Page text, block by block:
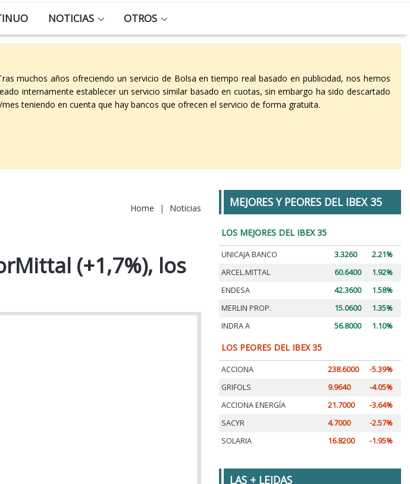
NOTICIAS OTROS
muchos años ofreciendo un servicio de Bolsa en tiempo real basado en publicidad, nos hemos
internamente establecer un servicio similar basado en cuotas, sin embargo ha sido descartado
teniendo en cuenta que hay bancos que ofrecen el servicio de forma gratuita.
Home | Noticias
(+1,7%), los
MEJORES Y PEORES DEL IBEX 35
LOS MEJORES DEL IBEX 35
UNICAJA BANCO 3.3260
2.21%
ARCEL.MITTAL
60.6400
1.92%
ENDESA
42.3600
1.58%
MERLIN PROP.
15.0600
1.35%
INDRA A
56.8000 1.10%
LOS PEORES DEL IBEX 35
ACCIONA 238.6000
-5.39%
GRIFOLS
9.9640
-4.05%
ACCIONA ENERGÍA
21.7000
-3.64%
SACYR
4.7000
-2.57%
SOLARIA
16.8200 -1.95%
LAS + LEIDAS